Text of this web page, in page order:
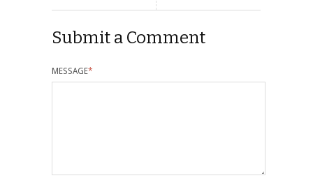
Submit a Comment
MESSAGE*